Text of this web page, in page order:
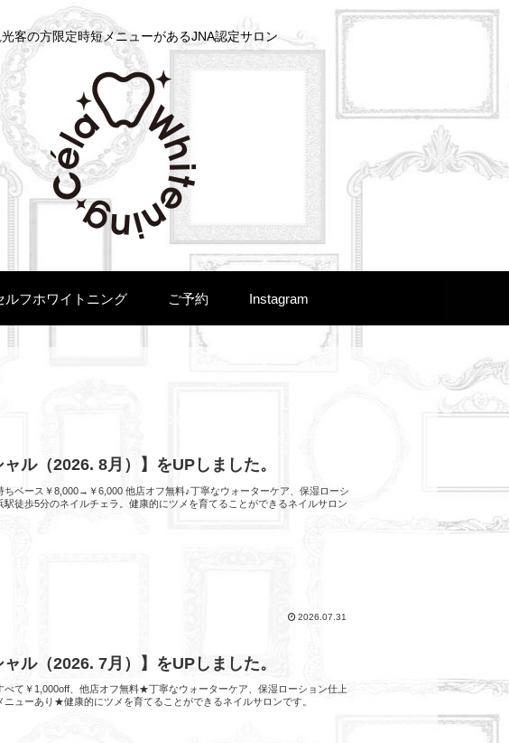
客の方限定時短メニューがあるJNA認定サロン
ルフホワイトニング ご予約 Instagram
ル（2026. 8月）】をUPしました。
ベース￥8,000→￥6,000 他店オフ無料♪丁寧なウォーターケア、保湿ローシ
徒歩5分のネイルチェラ。健康的にツメを育てることができるネイルサロン
2026.07.31
ル（2026. 7月）】をUPしました。
て￥1,000off、他店オフ無料★丁寧なウォーターケア、保湿ローション仕上
ューあり★健康的にツメを育てることができるネイルサロンです。